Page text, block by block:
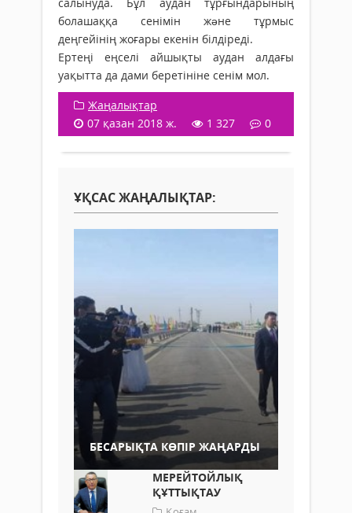
болашаққа сенімін жəне тұрмыс
деңгейінің жоғары екенін білдіреді.
Ертеңі еңселі айшықты аудан алдағы
уақытта да дами беретініне сенім мол.
Жаңалықтар
07 қазан 2018 ж.
1 327 0
ҰҚСАС ЖАҢАЛЫҚТАР:
БЕСАРЫҚТА КӨПІР ЖАҢАРДЫ
МЕРЕЙТОЙЛЫҚ
ҚҰТТЫҚТАУ